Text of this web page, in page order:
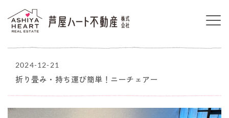
2024-12-21
折り畳み・持ち運び簡単！ニーチェアー